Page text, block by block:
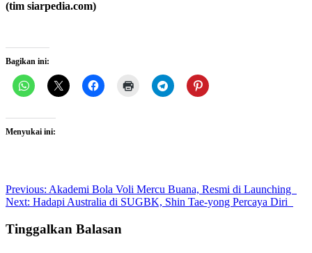
(tim siarpedia.com)
Bagikan ini:
Menyukai ini:
Post
navigation
Previous: Akademi Bola Voli Mercu Buana, Resmi di Launching
Next: Hadapi Australia di SUGBK, Shin Tae-yong Percaya Diri
Tinggalkan Balasan